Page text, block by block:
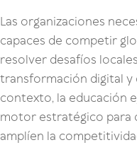
Las organizaciones
capaces de competir
resolver desafíos
transformación digital y
contexto, la educación
motor estratégico para
amplíen la